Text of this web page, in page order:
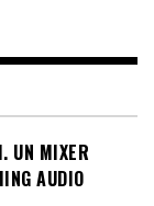
UN MIXER
AUDIO